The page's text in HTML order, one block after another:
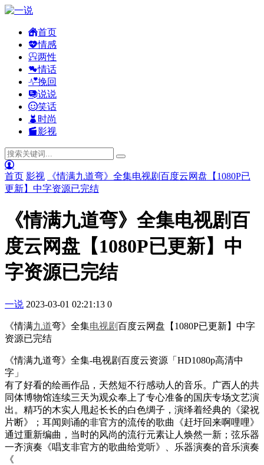
首页
情感
两性
情话
挽回
说说
笑话
时尚
影视
首页 影视
《情满九道弯》全集电视剧百度云网盘【1080P已
更新】中字资源已完结
《情满九道弯》全集电视剧百
度云网盘【1080P已更新】中
字资源已完结
一说 2023-03-01 02:21:13 0
《情满九道弯》全集电视剧百度云网盘【1080P已更新】中字
资源已完结
《情满九道弯》全集-电视剧百度云资源「HD1080p高清中
字」
有了好看的绘画作品，天然短不行感动人的音乐。广西人的共
同体博物馆连续三天为观众奉上了专心准备的国庆专场文艺演
出。精巧的木实人甩起长长的白色绸子，演绎着经典的《梁祝
片断》；耳闻则诵的非官方的流传的歌曲《赶圩回来啊哩哩》
通过重新编曲，当时的风尚的流行元素让人焕然一新；弦乐器
一齐演奏《唱支非官方的歌曲给党听》、乐器演奏的音乐演奏
《